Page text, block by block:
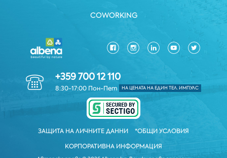
COWORKING
+359 700 12 110
8:30-17:00 Пон-Пет НА ЦЕНАТА НА ЕДИН ТЕЛ. ИМПУЛС
ЗАЩИТА НА ЛИЧНИТЕ ДАННИ
*ОБЩИ УСЛОВИЯ
КОРПОРАТИВНА ИНФОРМАЦИЯ